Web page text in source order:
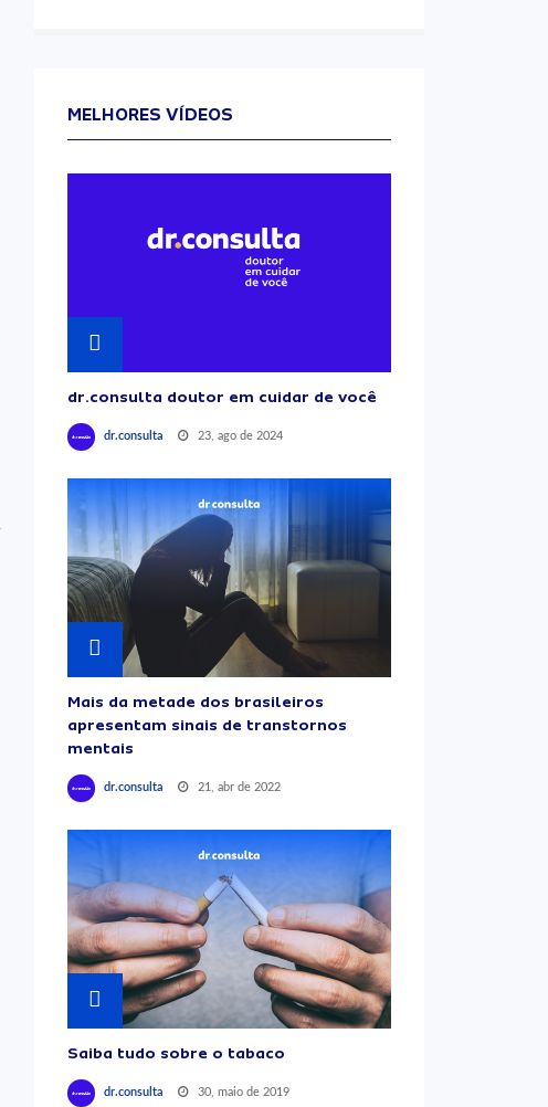
MELHORES VÍDEOS
dr.consulta doutor em cuidar de você
dr.consulta 23, ago de 2024
Mais da metade dos brasileiros
apresentam sinais de transtornos
mentais
dr.consulta 21, abr de 2022
Saiba tudo sobre o tabaco
dr.consulta 30, maio de 2019